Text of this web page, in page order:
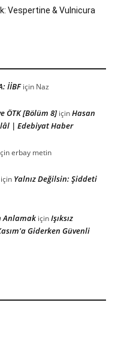
Vespertine & Vulnicura
İİBFiçin Naz
ÖTK [Bölüm 8]içinHasan
| Edebiyat Haber
erbay metin
Yalnız Değilsin: Şiddeti
Anlamak içinIşıksız
Giderken Güvenli